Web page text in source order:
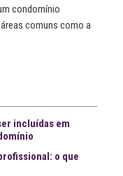
condomínio
comuns como a
incluídas em
o que